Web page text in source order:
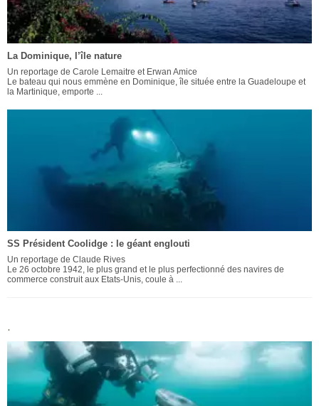
La Dominique, l’île nature
Un reportage de Carole Lemaitre et Erwan Amice
Le bateau qui nous emmène en Dominique, île située entre la Guadeloupe et
la Martinique, emporte ...
SS Président Coolidge : le géant englouti
Un reportage de Claude Rives
Le 26 octobre 1942, le plus grand et le plus perfectionné des navires de
commerce construit aux Etats-Unis, coule à ...
.